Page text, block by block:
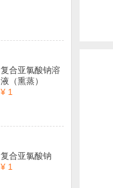
复合亚氯酸钠溶
液（熏蒸）
¥ 1
复合亚氯酸钠
¥ 1